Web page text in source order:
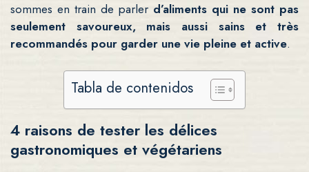
sommes en train de parler d’aliments qui ne sont pas
seulement savoureux, mais aussi sains et très
recommandés pour garder une vie pleine et active.
Tabla de contenidos
4 raisons de tester les délices
gastronomiques et végétariens